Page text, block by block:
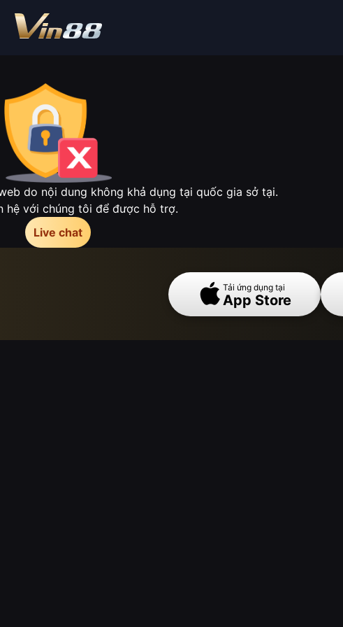
do nội dung không khả dụng tại quốc gia sở tại.
hệ với chúng tôi để được hỗ trợ.
Live chat
Tải ứng dụng tại
App Store